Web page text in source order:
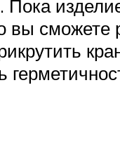
Пока
вы сможете